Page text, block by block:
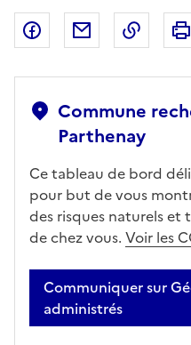
Partager sur Facebook
Partager par
Commune
Parthenay
Ce tableau de bord
pour but de vous
des risques naturels et
de chez vous. Voir les
Communiquer sur
administrés